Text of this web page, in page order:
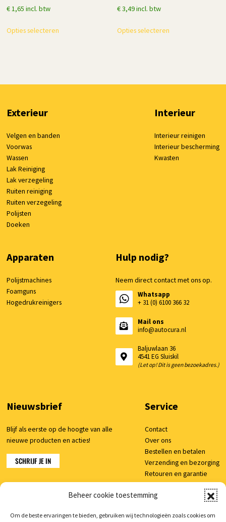
Beheer cookie toestemming
Om de beste ervaringen te bieden, gebruiken wij technologieën zoals cookies om
€1,65 incl. btw
Opties selecteren
op
€3,49incl. btw
Opties selecteren
gekozen
op
de
productpagina
Exterieur
Velgen en banden
Voorwas
Wassen
Lak Reiniging
Lak verzegeling
Ruiten reiniging
Ruiten verzegeling
Polijsten
Doeken
Interieur
Interieur reinigen
Interieur bescherming
Kwasten
Apparaten
Polijstmachines
Foamguns
Hogedrukreinigers
Hulp nodig?
Neem direct contact met ons op.
Whatsapp
+ 31 (0) 6100 366 32
Mail ons
info@autocura.nl
Baljuwlaan 36
4541 EG Sluiskil
(Let op! Dit is geen bezoekadres.)
Nieuwsbrief
Blijf als eerste op de hoogte van alle
nieuwe producten en acties!
SCHRIJF JE IN
Service
Contact
Over ons
Bestellen en betalen
Verzending en bezorging
Retouren en garantie
Klachten
Veelgestelde vragen